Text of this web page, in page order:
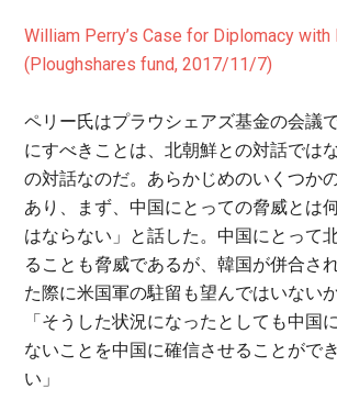
William Perry’s Case for Diplomacy with
(Ploughshares fund, 2017/11/7)
ペリー氏はプラウシェアズ基金の会議
にすべきことは、北朝鮮との対話では
の対話なのだ。あらかじめのいくつか
あり、まず、中国にとっての脅威とは
はならない」と話した。中国にとって
ることも脅威であるが、韓国が併合さ
た際に米国軍の駐留も望んではいない
「そうした状況になったとしても中国
ないことを中国に確信させることがで
い」